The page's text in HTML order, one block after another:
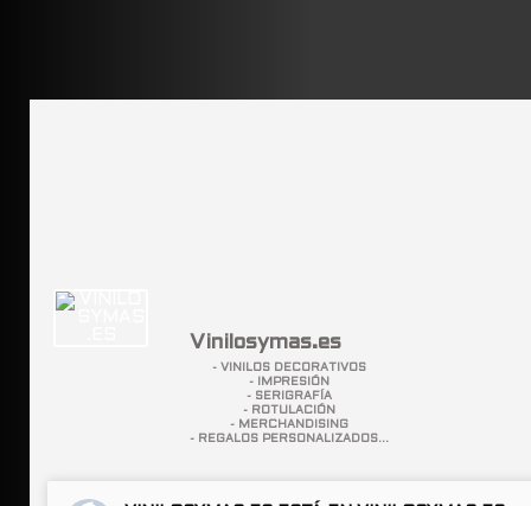
Vinilosymas.es
- VINILOS DECORATIVOS
- IMPRESIÓN
- SERIGRAFÍA
- ROTULACIÓN
- MERCHANDISING
- REGALOS PERSONALIZADOS...